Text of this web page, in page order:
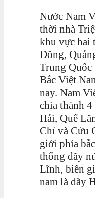
Nước Nam
thời nhà
khu vực hai
Đông,
Trung Quốc
Bắc Việt
nay. Nam
chia thành
Hải, Quế
Chỉ và Cửu
giới phía
thống dãy
Lĩnh, biên
nam là dãy